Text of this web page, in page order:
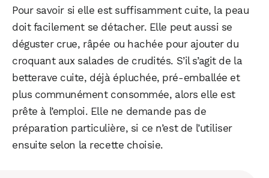
Pour savoir si elle est suffisamment cuite, la peau
doit facilement se détacher. Elle peut aussi se
déguster crue, râpée ou hachée pour ajouter du
croquant aux salades de crudités. S’il s’agit de la
betterave cuite, déjà épluchée, pré-emballée et
plus communément consommée, alors elle est
prête à l’emploi. Elle ne demande pas de
préparation particulière, si ce n’est de l’utiliser
ensuite selon la recette choisie.